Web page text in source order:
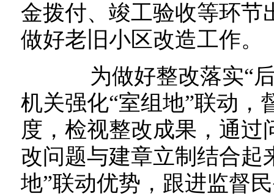
金拨付、竣工验收等环节
做好老旧小区改造工作。
为做好整改落实“后
机关强化“室组地”联动，
度，检视整改成果，通
改问题与建章立制结合起
地”联动优势，跟进监督